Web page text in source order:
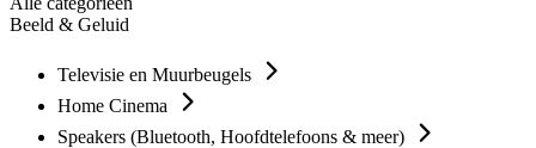
Beeld & Geluid
Televisie en Muurbeugels
Home Cinema
Speakers (Bluetooth, Hoofdtelefoons & meer)